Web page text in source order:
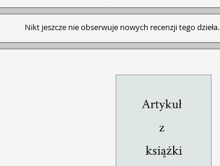
Nikt jeszcze nie obserwuje nowych recenzji tego dzieła.